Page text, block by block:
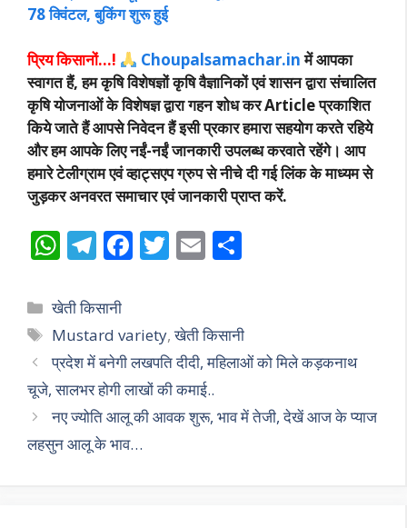
78 क्विंटल, बुकिंग शुरू हुई
प्रिय किसानों…! Choupalsamachar.inमें आपका
स्वागत हैं, हम कृषि विशेषज्ञों कृषि वैज्ञानिकों एवं शासन द्वारा संचालित
कृषि योजनाओं के विशेषज्ञ द्वारा गहन शोध कर Article प्रकाशित
किये जाते हैं आपसे निवेदन हैं इसी प्रकार हमारा सहयोग करते रहिये
और हम आपके लिए नईं-नईं जानकारी उपलब्ध करवाते रहेंगे। आप
हमारे टेलीग्राम एवं व्हाट्सएप ग्रुप से नीचे दी गई लिंक के माध्यम से
जुड़कर अनवरत समाचार एवं जानकारी प्राप्त करें.
W
at
s
A
p
p
T
e
gr
a
m
F
b
o
o
k
T
er
E
l e
Categories
खेती किसानी
Tags
Mustard variety,खेती किसानी
प्रदेश में बनेगी लखपति दीदी, महिलाओं को मिले कड़कनाथ
चूजे, सालभर होगी लाखों की कमाई..
नए ज्योति आलू की आवक शुरू, भाव में तेजी, देखें आज के प्याज
लहसुन आलू के भाव…